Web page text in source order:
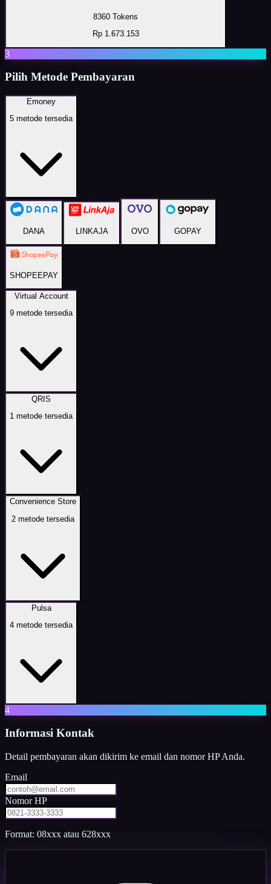
8360 Tokens
Rp 1.673.153
3
Pilih Metode Pembayaran
Emoney
5 metode tersedia
DANA LINKAJA OVO GOPAY
SHOPEEPAY
Virtual Account
9 metode tersedia
QRIS
1 metode tersedia
Convenience Store
2 metode tersedia
Pulsa
4 metode tersedia
4
Informasi Kontak
Detail pembayaran akan dikirim ke email dan nomor HP Anda.
Email
Nomor HP
Format: 08xxx atau 628xxx